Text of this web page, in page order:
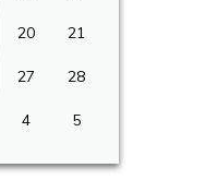
20 21
27 28
4 5